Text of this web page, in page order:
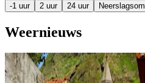
-1 uur 2 uur 24 uur Neerslagsom
Weernieuws